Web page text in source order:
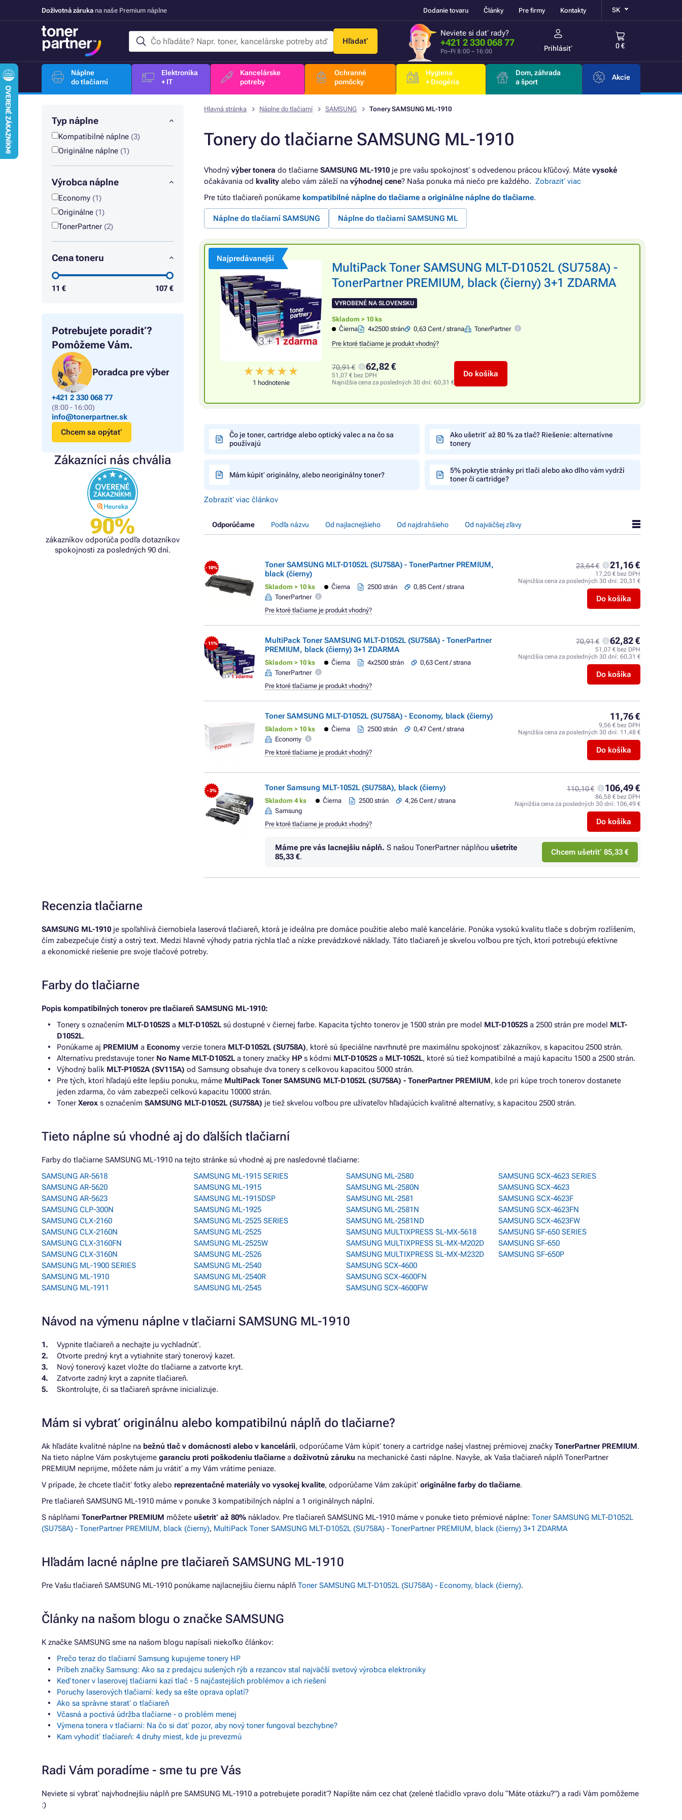
Doživotná záruka na naše Premium náplne Dodanie tovaru Články Pre firmy Kontakty SK
Hľadať
Neviete si dať rady?
+421 2 330 068 77
Po–Pi 8:00 – 16:00 Prihlásiť 0 €
Náplne
do tlačiarní
Elektronika
+ IT
Kancelárske
potreby
Ochranné
pomôcky
Hygiena
+ Drogéria
Dom, záhrada
a šport
Akcie
Typ náplne
Kompatibilné náplne (3)
Originálne náplne (1)
Výrobca náplne
Economy (1)
Originálne (1)
TonerPartner (2)
Cena toneru
11 € 107 €
Potrebujete poradiť?
Pomôžeme Vám.
Poradca pre výber
+421 2 330 068 77
(8:00 - 16:00)
info@tonerpartner.sk
Chcem sa opýtať
Zákazníci nás chvália
90%
zákazníkov odporúča podľa dotazníkov
spokojnosti za posledných 90 dní.
Hlavná stránka Náplne do tlačiarní SAMSUNG Tonery SAMSUNG ML-1910
Tonery do tlačiarne SAMSUNG ML-1910
Vhodný výber tonera do tlačiarne SAMSUNG ML-1910 je pre vašu spokojnosť s odvedenou prácou kľúčový. Máte vysoké
očakávania od kvality alebo vám záleží na výhodnej cene? Naša ponuka má niečo pre každého. Zobraziť viac
Pre túto tlačiareň ponúkame kompatibilné náplne do tlačiarne a originálne náplne do tlačiarne.
Náplne do tlačiarní SAMSUNG Náplne do tlačiarní SAMSUNG ML
Najpredávanejší
1 hodnotenie
MultiPack Toner SAMSUNG MLT-D1052L (SU758A) -
TonerPartner PREMIUM, black (čierny) 3+1 ZDARMA
VYROBENÉ NA SLOVENSKU
Skladom > 10 ks
Čierna
4x2500 strán 0,63 Cent / strana
TonerPartner
Pre ktoré tlačiarne je produkt vhodný?
70,91 € 62,82 €
51,07 € bez DPH
Najnižšia cena za posledných 30 dní: 60,31 €
Do košíka
Čo je toner, cartridge alebo optický valec a na čo sa
používajú
Ako ušetriť až 80 % za tlač? Riešenie: alternatívne
tonery
Mám kúpiť originálny, alebo neoriginálny toner?
5% pokrytie stránky pri tlači alebo ako dlho vám vydrží
toner či cartridge?
Zobraziť viac článkov
Odporúčame Podľa názvu Od najlacnejšieho Od najdrahšieho Od najväčšej zľavy
- 10%
Toner SAMSUNG MLT-D1052L (SU758A) - TonerPartner PREMIUM,
black (čierny)
Skladom > 10 ks Čierna 2500 strán
0,85 Cent / strana
TonerPartner
23,64 € 21,16 €
17,20 € bez DPH
Najnižšia cena za posledných 30 dní: 20,31 €
Do košíka
Pre ktoré tlačiarne je produkt vhodný?
- 11%
MultiPack Toner SAMSUNG MLT-D1052L (SU758A) - TonerPartner
PREMIUM, black (čierny) 3+1 ZDARMA
Skladom > 10 ks Čierna 4x2500 strán
0,63 Cent / strana
TonerPartner
70,91 € 62,82 €
51,07 € bez DPH
Najnižšia cena za posledných 30 dní: 60,31 €
Do košíka
Pre ktoré tlačiarne je produkt vhodný?
Toner SAMSUNG MLT-D1052L (SU758A) - Economy, black (čierny)
Skladom > 10 ks Čierna 2500 strán
0,47 Cent / strana
Economy
11,76 €
9,56 € bez DPH
Najnižšia cena za posledných 30 dní: 11,48 €
Do košíka
Pre ktoré tlačiarne je produkt vhodný?
- 3% Toner Samsung MLT-1052L (SU758A), black (čierny)
Skladom 4 ks Čierna 2500 strán
4,26 Cent / strana
Samsung
110,10 € 106,49 €
86,58 € bez DPH
Najnižšia cena za posledných 30 dní: 106,49 €
Do košíka
Pre ktoré tlačiarne je produkt vhodný?
Máme pre vás lacnejšiu náplň. S našou TonerPartner náplňou ušetríte
85,33 €. Chcem ušetriť 85,33 €
Recenzia tlačiarne
SAMSUNG ML-1910 je spoľahlivá čiernobiela laserová tlačiareň, ktorá je ideálna pre domáce použitie alebo malé kancelárie. Ponúka vysokú kvalitu tlače s dobrým rozlíšením,
čím zabezpečuje čistý a ostrý text. Medzi hlavné výhody patria rýchla tlač a nízke prevádzkové náklady. Táto tlačiareň je skvelou voľbou pre tých, ktorí potrebujú efektívne
a ekonomické riešenie pre svoje tlačové potreby.
Farby do tlačiarne
Popis kompatibilných tonerov pre tlačiareň SAMSUNG ML-1910:
Tonery s označením MLT-D1052S a MLT-D1052L sú dostupné v čiernej farbe. Kapacita týchto tonerov je 1500 strán pre model MLT-D1052S a 2500 strán pre model MLT-
D1052L.
Ponúkame aj PREMIUM a Economy verzie tonera MLT-D1052L (SU758A), ktoré sú špeciálne navrhnuté pre maximálnu spokojnosť zákazníkov, s kapacitou 2500 strán.
Alternatívu predstavuje toner No Name MLT-D1052L a tonery značky HP s kódmi MLT-D1052S a MLT-1052L, ktoré sú tiež kompatibilné a majú kapacitu 1500 a 2500 strán.
Výhodný balík MLT-P1052A (SV115A) od Samsung obsahuje dva tonery s celkovou kapacitou 5000 strán.
Pre tých, ktorí hľadajú ešte lepšiu ponuku, máme MultiPack Toner SAMSUNG MLT-D1052L (SU758A) - TonerPartner PREMIUM, kde pri kúpe troch tonerov dostanete
jeden zdarma, čo vám zabezpečí celkovú kapacitu 10000 strán.
Toner Xerox s označením SAMSUNG MLT-D1052L (SU758A) je tiež skvelou voľbou pre užívateľov hľadajúcich kvalitné alternatívy, s kapacitou 2500 strán.
Tieto náplne sú vhodné aj do ďalších tlačiarní
Farby do tlačiarne SAMSUNG ML-1910 na tejto stránke sú vhodné aj pre nasledovné tlačiarne:
SAMSUNG AR-5618
SAMSUNG AR-5620
SAMSUNG AR-5623
SAMSUNG CLP-300N
SAMSUNG CLX-2160
SAMSUNG CLX-2160N
SAMSUNG CLX-3160FN
SAMSUNG CLX-3160N
SAMSUNG ML-1900 SERIES
SAMSUNG ML-1910
SAMSUNG ML-1911
SAMSUNG ML-1915 SERIES
SAMSUNG ML-1915
SAMSUNG ML-1915DSP
SAMSUNG ML-1925
SAMSUNG ML-2525 SERIES
SAMSUNG ML-2525
SAMSUNG ML-2525W
SAMSUNG ML-2526
SAMSUNG ML-2540
SAMSUNG ML-2540R
SAMSUNG ML-2545
SAMSUNG ML-2580
SAMSUNG ML-2580N
SAMSUNG ML-2581
SAMSUNG ML-2581N
SAMSUNG ML-2581ND
SAMSUNG MULTIXPRESS SL-MX-5618
SAMSUNG MULTIXPRESS SL-MX-M202D
SAMSUNG MULTIXPRESS SL-MX-M232D
SAMSUNG SCX-4600
SAMSUNG SCX-4600FN
SAMSUNG SCX-4600FW
SAMSUNG SCX-4623 SERIES
SAMSUNG SCX-4623
SAMSUNG SCX-4623F
SAMSUNG SCX-4623FN
SAMSUNG SCX-4623FW
SAMSUNG SF-650 SERIES
SAMSUNG SF-650
SAMSUNG SF-650P
Návod na výmenu náplne v tlačiarni SAMSUNG ML-1910
Vypnite tlačiareň a nechajte ju vychladnúť.
Otvorte predný kryt a vytiahnite starý tonerový kazet.
Nový tonerový kazet vložte do tlačiarne a zatvorte kryt.
Zatvorte zadný kryt a zapnite tlačiareň.
Skontrolujte, či sa tlačiareň správne inicializuje.
Mám si vybrať originálnu alebo kompatibilnú náplň do tlačiarne?
Ak hľadáte kvalitné náplne na bežnú tlač v domácnosti alebo v kancelárii, odporúčame Vám kúpiť tonery a cartridge našej vlastnej prémiovej značky TonerPartner PREMIUM.
Na tieto náplne Vám poskytujeme garanciu proti poškodeniu tlačiarne a doživotnú záruku na mechanické časti náplne. Navyše, ak Vaša tlačiareň náplň TonerPartner
PREMIUM neprijme, môžete nám ju vrátiť a my Vám vrátime peniaze.
V prípade, že chcete tlačiť fotky alebo reprezentačné materiály vo vysokej kvalite, odporúčame Vám zakúpiť originálne farby do tlačiarne.
Pre tlačiareň SAMSUNG ML-1910 máme v ponuke 3 kompatibilných náplní a 1 originálnych náplní.
S náplňami TonerPartner PREMIUM môžete ušetriť až 80% nákladov. Pre tlačiareň SAMSUNG ML-1910 máme v ponuke tieto prémiové náplne: Toner SAMSUNG MLT-D1052L
(SU758A) - TonerPartner PREMIUM, black (čierny), MultiPack Toner SAMSUNG MLT-D1052L (SU758A) - TonerPartner PREMIUM, black (čierny) 3+1 ZDARMA
Hľadám lacné náplne pre tlačiareň SAMSUNG ML-1910
Pre Vašu tlačiareň SAMSUNG ML-1910 ponúkame najlacnejšiu čiernu náplň Toner SAMSUNG MLT-D1052L (SU758A) - Economy, black (čierny).
Články na našom blogu o značke SAMSUNG
K značke SAMSUNG sme na našom blogu napísali niekoľko článkov:
Prečo teraz do tlačiarní Samsung kupujeme tonery HP
Príbeh značky Samsung: Ako sa z predajcu sušených rýb a rezancov stal najväčší svetový výrobca elektroniky
Keď toner v laserovej tlačiarni kazí tlač - 5 najčastejších problémov a ich riešení
Poruchy laserových tlačiarní: kedy sa ešte oprava oplatí?
Ako sa správne starať o tlačiareň
Včasná a poctivá údržba tlačiarne - o problém menej
Výmena tonera v tlačiarni: Na čo si dať pozor, aby nový toner fungoval bezchybne?
Kam vyhodiť tlačiareň: 4 druhy miest, kde ju prevezmú
Radi Vám poradíme - sme tu pre Vás
Neviete si vybrať najvhodnejšiu náplň pre SAMSUNG ML-1910 a potrebujete poradiť? Napíšte nám cez chat (zelené tlačidlo vpravo dolu “Máte otázku?”) a radi Vám pomôžeme
:)